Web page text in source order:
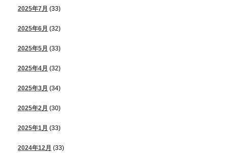
2025年7月 (33)
2025年6月 (32)
2025年5月 (33)
2025年4月 (32)
2025年3月 (34)
2025年2月 (30)
2025年1月 (33)
2024年12月 (33)